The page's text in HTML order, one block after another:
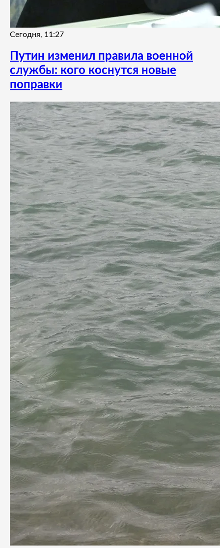
Сегодня, 11:27
Путин изменил правила военной
службы: кого коснутся новые
поправки